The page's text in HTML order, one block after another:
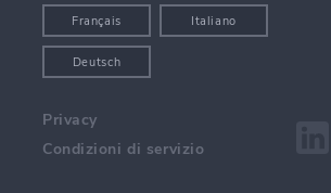
Français Italiano
Deutsch
Privacy
Condizioni di servizio